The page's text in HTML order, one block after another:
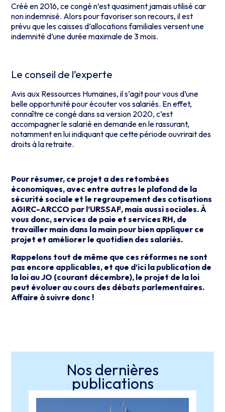
Créé en 2016, ce congé n’est quasiment jamais utilisé car
non indemnisé. Alors pour favoriser son recours, il est
prévu que les caisses d’allocations familiales versent une
indemnité d’une durée maximale de 3 mois.
Le conseil de l’experte
Avis aux Ressources Humaines, il s’agit pour vous d’une
belle opportunité pour écouter vos salariés. En effet,
connaître ce congé dans sa version 2020, c’est
accompagner le salarié en demande en le rassurant,
notamment en lui indiquant que cette période ouvrirait des
droits à la retraite.
Pour résumer, ce projet a des retombées
économiques, avec entre autres le plafond de la
sécurité sociale et le regroupement des cotisations
AGIRC-ARCCO par l’URSSAF, mais aussi sociales. À
vous donc, services de paie et services RH, de
travailler main dans la main pour bien appliquer ce
projet et améliorer le quotidien des salariés.
Rappelons tout de même que ces réformes ne sont
pas encore applicables, et que d’ici la publication de
la loi au JO (courant décembre), le projet de la loi
peut évoluer au cours des débats parlementaires.
Affaire à suivre donc !
Nos dernières
publications